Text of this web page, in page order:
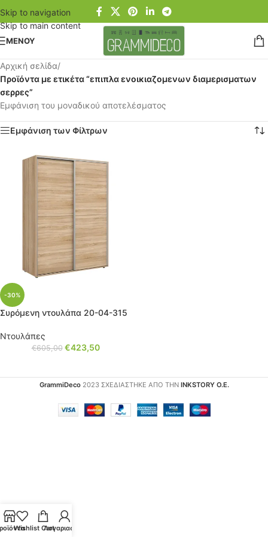
Skip to navigation
Skip to main content
ΜΕΝΟΥ
Αρχική σελίδα/
Προϊόντα με ετικέτα “επιπλα ενοικιαζομενων διαμερισματων
σερρες”
Εμφάνιση του μοναδικού αποτελέσματος
Εμφάνιση των Φίλτρων
-30%
Συρόμενη ντουλάπα 20-04-315
Ντουλάπες
€605,00 €423,50
GrammiDeco 2023 ΣΧΕΔΙΑΣΤΗΚΕ ΑΠΟ ΤΗΝ INKSTORY Ο.Ε.
Wishlist Cart
Λογαριασμός